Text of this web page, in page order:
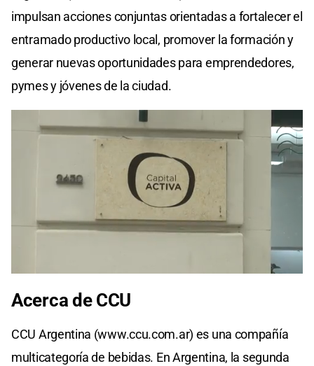
impulsan acciones conjuntas orientadas a fortalecer el
entramado productivo local, promover la formación y
generar nuevas oportunidades para emprendedores,
pymes y jóvenes de la ciudad.
Acerca de CCU
CCU Argentina (www.ccu.com.ar) es una compañía
multicategoría de bebidas. En Argentina, la segunda